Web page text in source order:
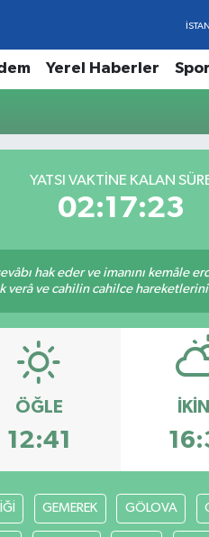
Yerel Haberler Spor
YATSI VAKTINE KALAN
02:17:23
hak eder ve imanını kemâle
verâ ve cahilin cahilce
ÖĞLE
12:41
GEMEREK GÖLOVA